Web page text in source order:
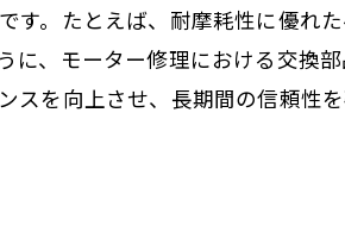
。たとえば、耐摩耗性に優れ
、モーター修理における交換
を向上させ、長期間の信頼性を